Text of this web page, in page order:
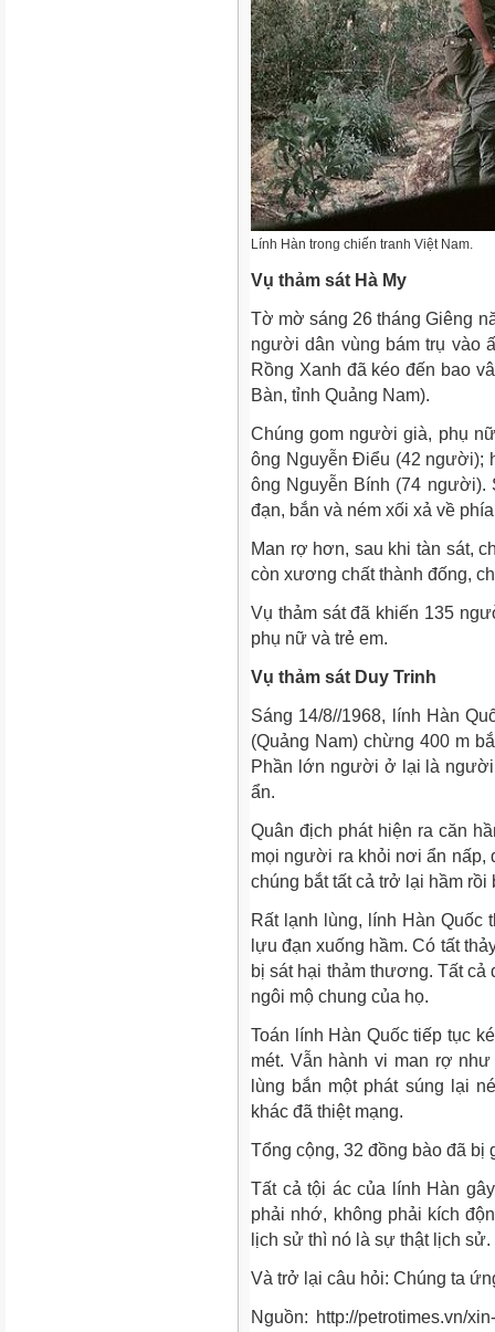
Lính Hàn trong chiến tranh Việt Nam.
Vụ thảm sát Hà My
Tờ mờ sáng 26 tháng Giêng
người dân vùng bám trụ vào
Rồng Xanh đã kéo đến bao
Bàn, tỉnh Quảng Nam).
Chúng gom người già, phụ
ông Nguyễn Điểu (42 người);
ông Nguyễn Bính (74 người).
đạn, bắn và ném xối xả về
Man rợ hơn, sau khi tàn sát,
còn xương chất thành đống,
Vụ thảm sát đã khiến 135
phụ nữ và trẻ em.
Vụ thảm sát Duy Trinh
Sáng 14/8//1968, lính Hàn
(Quảng Nam) chừng 400 m
Phần lớn người ở lại là người
ẩn.
Quân địch phát hiện ra căn
mọi người ra khỏi nơi ẩn nấp,
chúng bắt tất cả trở lại hầm rồi
Rất lạnh lùng, lính Hàn Quốc
lựu đạn xuống hầm. Có tất
bị sát hại thảm thương. Tất cả
ngôi mộ chung của họ.
Toán lính Hàn Quốc tiếp tục
mét. Vẫn hành vi man rợ
lùng bắn một phát súng lại
khác đã thiệt mạng.
Tổng cộng, 32 đồng bào đã bị
Tất cả tội ác của lính Hàn
phải nhớ, không phải kích
lịch sử thì nó là sự thật lịch sử.
Và trở lại câu hỏi: Chúng ta
Nguồn: http://petrotimes.vn/